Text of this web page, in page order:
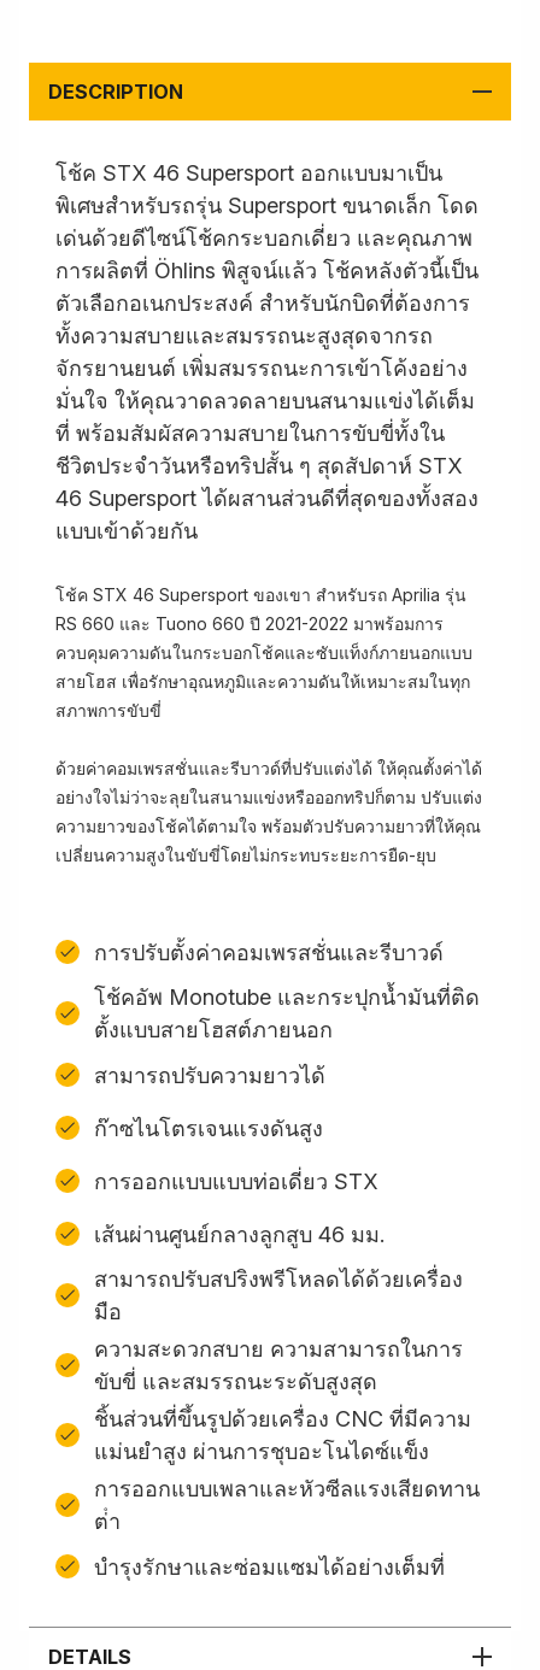
DESCRIPTION
โช้ค STX 46 Supersport ออกแบบมาเป็น
พิเศษสำหรับรถรุ่น Supersport ขนาดเล็ก โดด
เด่นด้วยดีไซน์โช้คกระบอกเดี่ยว และคุณภาพ
การผลิตที่ Öhlins พิสูจน์แล้ว โช้คหลังตัวนี้เป็น
ตัวเลือกอเนกประสงค์ สำหรับนักบิดที่ต้องการ
ทั้งความสบายและสมรรถนะสูงสุดจากรถ
จักรยานยนต์ เพิ่มสมรรถนะการเข้าโค้งอย่าง
มั่นใจ ให้คุณวาดลวดลายบนสนามแข่งได้เต็ม
ที่ พร้อมสัมผัสความสบายในการขับขี่ทั้งใน
ชีวิตประจำวันหรือทริปสั้น ๆ สุดสัปดาห์ STX
46 Supersport ได้ผสานส่วนดีที่สุดของทั้งสอง
แบบเข้าด้วยกัน
โช้ค STX 46 Supersport ของเขา สำหรับรถ Aprilia รุ่น
RS 660 และ Tuono 660 ปี 2021-2022 มาพร้อมการ
ควบคุมความดันในกระบอกโช้คและซับแท็งก์ภายนอกแบบ
สายโฮส เพื่อรักษาอุณหภูมิและความดันให้เหมาะสมในทุก
สภาพการขับขี่
ด้วยค่าคอมเพรสชั่นและรีบาวด์ที่ปรับแต่งได้ ให้คุณตั้งค่าได้
อย่างใจไม่ว่าจะลุยในสนามแข่งหรือออกทริปก็ตาม ปรับแต่ง
ความยาวของโช้คได้ตามใจ พร้อมตัวปรับความยาวที่ให้คุณ
เปลี่ยนความสูงในขับขี่โดยไม่กระทบระยะการยืด-ยุบ
การปรับตั้งค่าคอมเพรสชั่นและรีบาวด์
โช้คอัพ Monotube และกระปุกน้ำมันที่ติด
ตั้งแบบสายโฮสต์ภายนอก
สามารถปรับความยาวได้
ก๊าซไนโตรเจนแรงดันสูง
การออกแบบแบบท่อเดี่ยว STX
เส้นผ่านศูนย์กลางลูกสูบ 46 มม.
สามารถปรับสปริงพรีโหลดได้ด้วยเครื่อง
มือ
ความสะดวกสบาย ความสามารถในการ
ขับขี่ และสมรรถนะระดับสูงสุด
ชิ้นส่วนที่ขึ้นรูปด้วยเครื่อง CNC ที่มีความ
แม่นยำสูง ผ่านการชุบอะโนไดซ์แข็ง
การออกแบบเพลาและหัวซีลแรงเสียดทาน
ต่ํา
บํารุงรักษาและซ่อมแซมได้อย่างเต็มที่
DETAILS